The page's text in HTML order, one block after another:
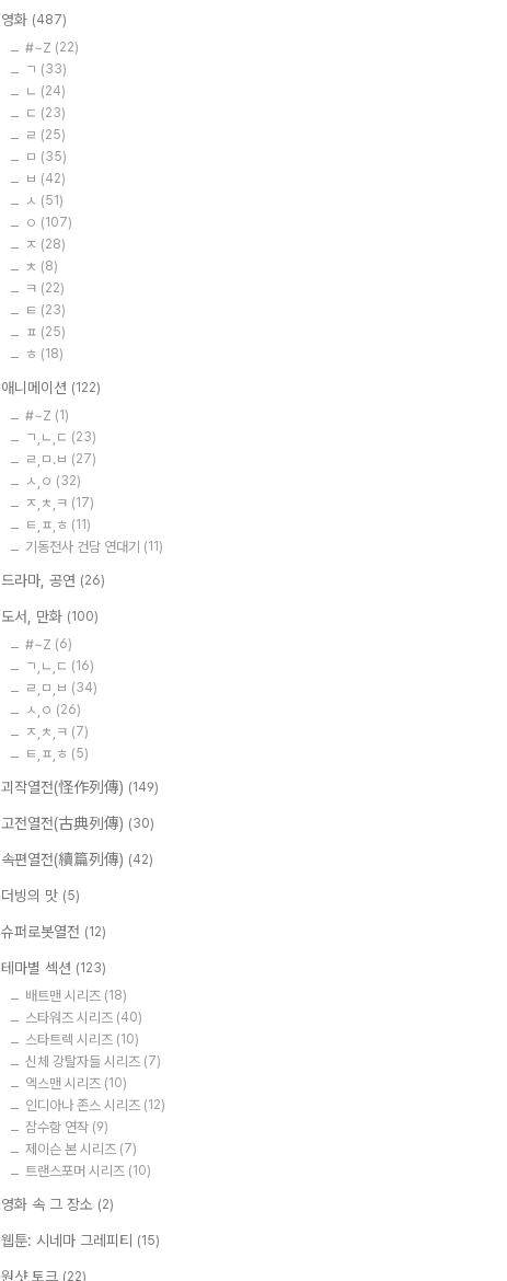
영화 (487)
#~Z (22)
ㄱ (33)
ㄴ (24)
ㄷ (23)
ㄹ (25)
ㅁ (35)
ㅂ (42)
ㅅ (51)
ㅇ (107)
ㅈ (28)
ㅊ (8)
ㅋ (22)
ㅌ (23)
ㅍ (25)
ㅎ (18)
애니메이션 (122)
#~Z (1)
ㄱ,ㄴ,ㄷ (23)
ㄹ,ㅁ.ㅂ (27)
ㅅ,ㅇ (32)
ㅈ,ㅊ,ㅋ (17)
ㅌ,ㅍ,ㅎ (11)
기동전사 건담 연대기 (11)
드라마, 공연 (26)
도서, 만화 (100)
#~Z (6)
ㄱ,ㄴ,ㄷ (16)
ㄹ,ㅁ,ㅂ (34)
ㅅ,ㅇ (26)
ㅈ,ㅊ,ㅋ (7)
ㅌ,ㅍ,ㅎ (5)
괴작열전(怪作列傳) (149)
고전열전(古典列傳) (30)
속편열전(續篇列傳) (42)
더빙의 맛 (5)
슈퍼로봇열전 (12)
테마별 섹션 (123)
배트맨 시리즈 (18)
스타워즈 시리즈 (40)
스타트렉 시리즈 (10)
신체 강탈자들 시리즈 (7)
엑스맨 시리즈 (10)
인디아나 존스 시리즈 (12)
잠수함 연작 (9)
제이슨 본 시리즈 (7)
트랜스포머 시리즈 (10)
영화 속 그 장소 (2)
웹툰: 시네마 그레피티 (15)
원샷 토크 (22)